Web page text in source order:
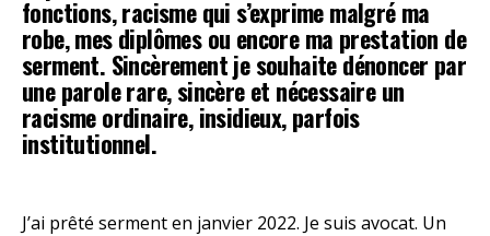
fonctions, racisme qui s’exprime malgré ma
robe, mes diplômes ou encore ma prestation de
serment. Sincèrement je souhaite dénoncer par
une parole rare, sincère et nécessaire un
racisme ordinaire, insidieux, parfois
institutionnel.
J’ai prêté serment en janvier 2022. Je suis avocat. Un